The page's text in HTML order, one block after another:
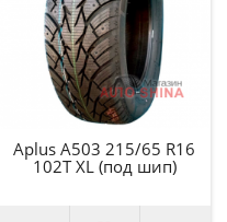
Aplus A503 215/65 R16
102T XL (под шип)